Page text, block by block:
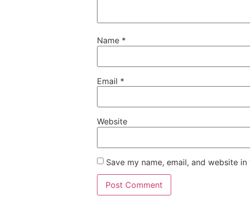
Name *
Email *
Website
Save my name, email, and website